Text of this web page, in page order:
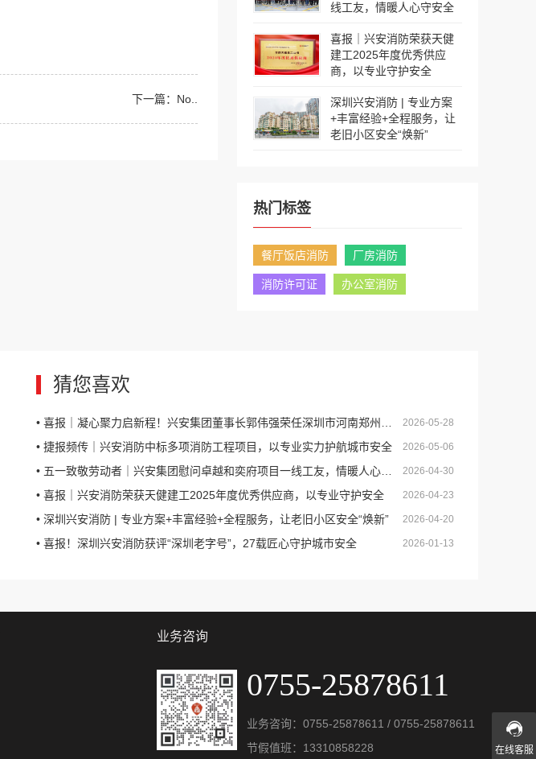
线工友，情暖人心守安全
喜报｜兴安消防荣获天健
建工2025年度优秀供应
商，以专业守护安全
深圳兴安消防 | 专业方案
+丰富经验+全程服务，让
老旧小区安全“焕新”
热门标签
餐厅饭店消防 厂房消防
消防许可证 办公室消防
下一篇：No..
猜您喜欢
2026-05-28
• 喜报｜凝心聚力启新程！兴安集团董事长郭伟强荣任深圳市河南郑州商会创会会长
2026-05-06
• 捷报频传｜兴安消防中标多项消防工程项目，以专业实力护航城市安全
2026-04-30
• 五一致敬劳动者｜兴安集团慰问卓越和奕府项目一线工友，情暖人心守安全
2026-04-23
• 喜报｜兴安消防荣获天健建工2025年度优秀供应商，以专业守护安全
2026-04-20
• 深圳兴安消防 | 专业方案+丰富经验+全程服务，让老旧小区安全“焕新”
2026-01-13
• 喜报！深圳兴安消防获评“深圳老字号”，27载匠心守护城市安全
业务咨询
0755-25878611
业务咨询： 0755-25878611 / 0755-25878611
节假值班： 13310858228 在线客服